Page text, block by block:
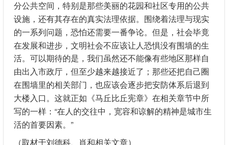
分公共空间，特别是那些美丽的花园和社区专用的公共
设施，还有其存在的真实法理依据。围绕着法理与现实
的一系列问题，恐怕还需要一番争论。但是，社会毕竟
在发展和进步，文明社会不应该让人恐惧没有围墙的生
活。可以期待的是，我们虽然还不能像有些地区那样自
由出入市政厅，但至少越来越接近了；那些还把自己圈
在围墙里的相关部门，也应该会逐步把安防体系后退到
大楼入口。这就正如《马丘比丘宪章》在相关章节中所
写的一样：“在人的交往中，宽容和谅解的精神是城市生
活的首要因素。”
（取材于刘德科、肖和相关文章）